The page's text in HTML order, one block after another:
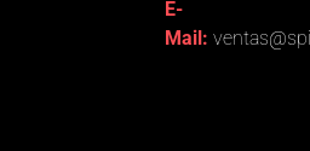
E-
Mail: